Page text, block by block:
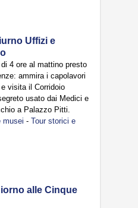
Uffizi e
4 ore al mattino presto
ammira i capolavori
visita il Corridoio
usato dai Medici e
a Palazzo Pitti.
musei - Tour storici e
alle Cinque